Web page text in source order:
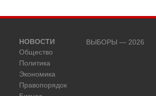
НОВОСТИ
Общество
Политика
Экономика
Правопорядок
ВЫБОРЫ — 2026